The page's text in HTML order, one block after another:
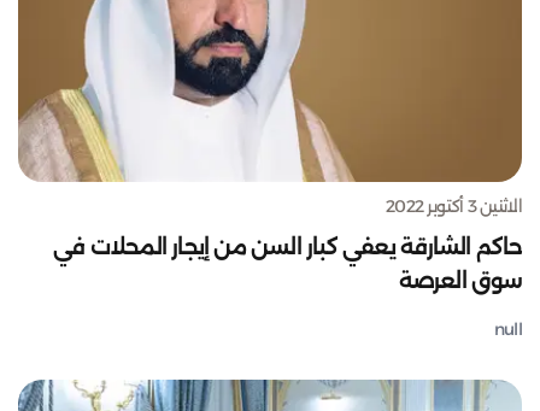
الاثنين 3 أكتوبر 2022
حاكم الشارقة يعفي كبار السن من إيجار المحلات في
سوق العرصة
null